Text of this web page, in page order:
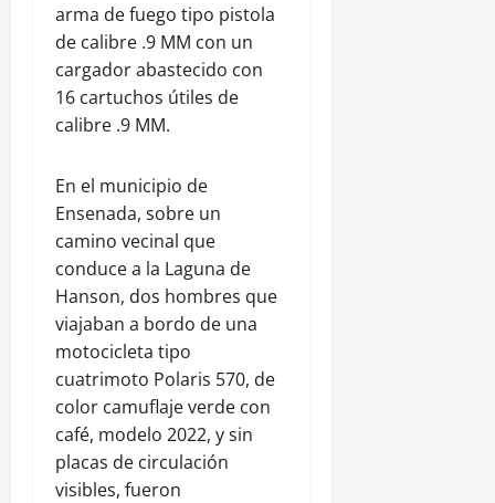
arma de fuego tipo pistola
de calibre .9 MM con un
cargador abastecido con
16 cartuchos útiles de
calibre .9 MM.
En el municipio de
Ensenada, sobre un
camino vecinal que
conduce a la Laguna de
Hanson, dos hombres que
viajaban a bordo de una
motocicleta tipo
cuatrimoto Polaris 570, de
color camuflaje verde con
café, modelo 2022, y sin
placas de circulación
visibles, fueron